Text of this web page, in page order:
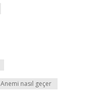
Anemi nasıl geçer